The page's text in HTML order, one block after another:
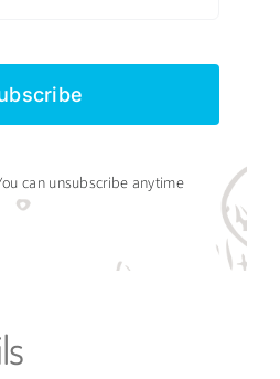
can unsubscribe anytime